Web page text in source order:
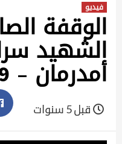
فيديو
الوقفة
الشهيد
أمدرمان – 19 يناير
قبل 5 سنوات